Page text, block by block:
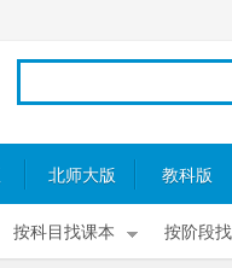
北师大版 教科版
按科目找课本 按阶段